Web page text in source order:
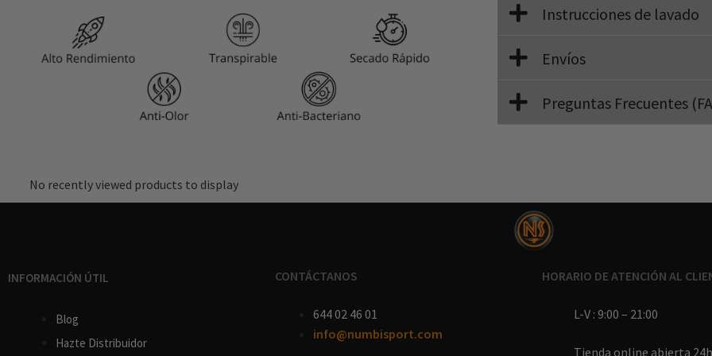
Instrucciones de lavado
Envíos
Preguntas Frecuentes
No recently viewed products to display
INFORMACIÓN ÚTIL
Blog
Hazte Distribuidor
CONTÁCTANOS
644 02 46 01
info@numbisport.com
HORARIO DE ATENCIÓN AL
L-V : 9:00 – 21:00
Tienda online abierta